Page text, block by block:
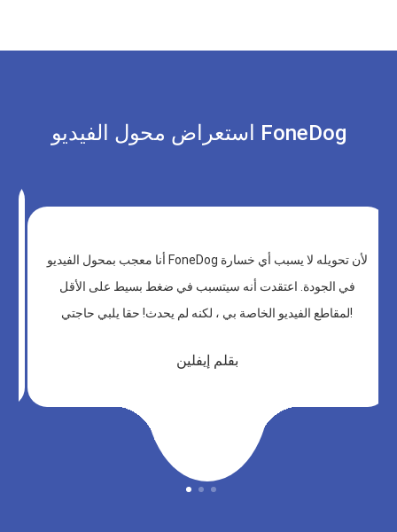
استعراض محول الفيديو FoneDog
أنا معجب بمحول الفيديو FoneDog لأن تحويله لا يسبب أي خسارة
في الجودة. اعتقدت أنه سيتسبب في ضغط بسيط على الأقل
لمقاطع الفيديو الخاصة بي ، لكنه لم يحدث! حقا يلبي حاجتي!
بقلم إيفلين